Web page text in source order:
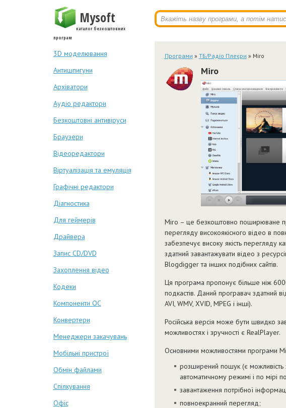
Mysoft
каталог безкоштовних
програм
Програми » ТБ/Радіо Плеєри » Miro
Miro
Miro – це безкоштовно поширюване
перегляду високоякісного відео в
забезпечує високу якість перегляду
здатний завантажувати відео з
Blogdigger та інших подібних сайтів.
Ця програма пропонує більше ніж
подкастів. Даний програвач здатний
AVI, WMV, XVID, MPEG і інші).
Російська версія може бути швидко
можливостях і зручності є RealPlayer.
Основними можливостями програми
розширений пошук (є
автоматичному режимі і по мірі
завантаження потрібної
повноекранний перегляд;
3D моделювання
Антишпигуни
Архіватори
Аудіо редактори
Безкоштовні антивіруси
Браузери
Відеоредактори
Віртуалізація та емуляція
Графічні редактори
Діагностика
Для геймерів
Драйвера
Запис CD/DVD
Захоплення відео
Кодеки
Компоненти ОС
Конвертери
Менеджери закачувань
Мобільні пристрої
Обмін файлами
Спілкування
Офіс